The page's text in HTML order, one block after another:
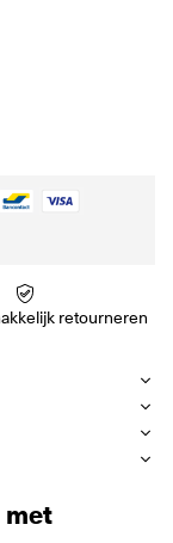
retourneren
met